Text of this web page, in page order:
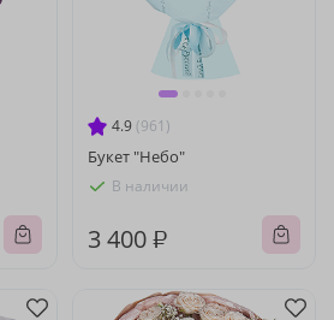
4.9 (961)
Букет "Небо"
В наличии
3 400 ₽